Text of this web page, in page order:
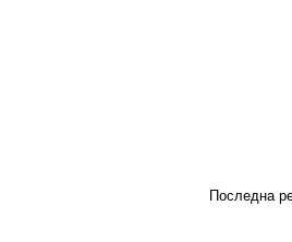
Последна